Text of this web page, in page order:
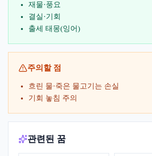
재물·풍요
결실·기회
출세 태몽(잉어)
주의할 점
흐린 물·죽은 물고기는 손실
기회 놓침 주의
관련된 꿈